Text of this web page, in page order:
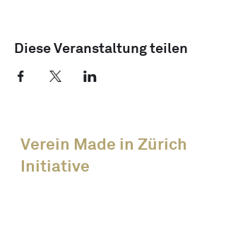
Diese Veranstaltung teilen
Verein Made in Zürich
Initiative